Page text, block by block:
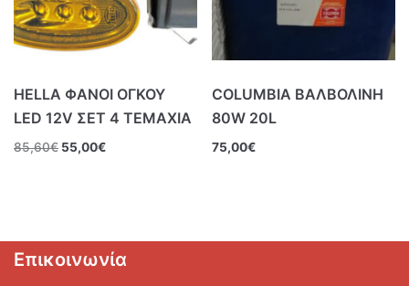
HELLA ΦΑΝΟΙ ΟΓΚΟΥ
LED 12V ΣΕΤ 4 ΤΕΜΑΧΙΑ
85,60€ 55,00€
COLUMBIA ΒΑΛΒΟΛΙΝΗ
80W 20L
75,00€
Επικοινωνία